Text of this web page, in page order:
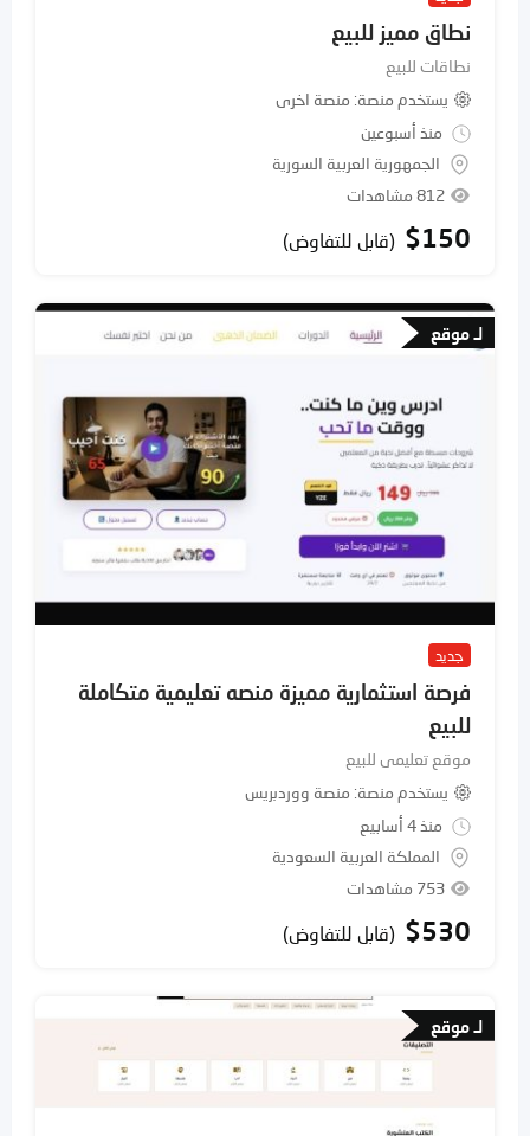
نطاق مميز للبيع
نطاقات للبيع
يستخدم منصة منصة اخرى
منذ أسبوعين
الجمهورية العربية السورية
812 مشاهدات
$150 (قابل للتفاوض)
لـ موقع
جديد
فرصة استثمارية مميزة منصه تعليمية متكاملة
للبيع
موقع تعليمى للبيع
يستخدم منصة منصة ووردبريس
منذ 4 أسابيع
المملكة العربية السعودية
753 مشاهدات
$530 (قابل للتفاوض)
لـ موقع